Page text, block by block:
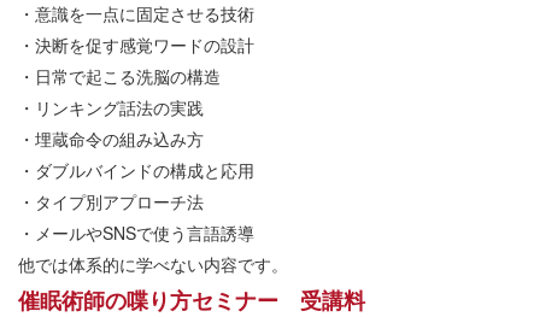
・意識を一点に固定させる技術
・決断を促す感覚ワードの設計
・日常で起こる洗脳の構造
・リンキング話法の実践
・埋蔵命令の組み込み方
・ダブルバインドの構成と応用
・タイプ別アプローチ法
・メールやSNSで使う言語誘導
他では体系的に学べない内容です。
催眠術師の喋り方セミナー 受講料